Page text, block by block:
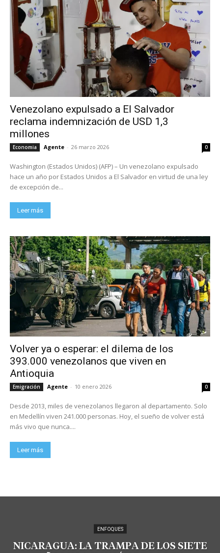
Venezolano expulsado a El Salvador
reclama indemnización de USD 1,3
millones
Economia Agente - 26 marzo 2026 0
Washington (Estados Unidos) (AFP) – Un venezolano expulsado
hace un año por Estados Unidos a El Salvador en virtud de una ley
de excepción de...
Leer más
Volver ya o esperar: el dilema de los
393.000 venezolanos que viven en
Antioquia
Emigración Agente - 10 enero 2026 0
Desde 2013, miles de venezolanos llegaron al departamento. Solo
en Medellín viven 241.000 personas. Hoy, el sueño de volver está
más vivo que nunca....
Leer más
ENFOQUES
NICARAGUA: LA TRAMPA DE LOS SIETE